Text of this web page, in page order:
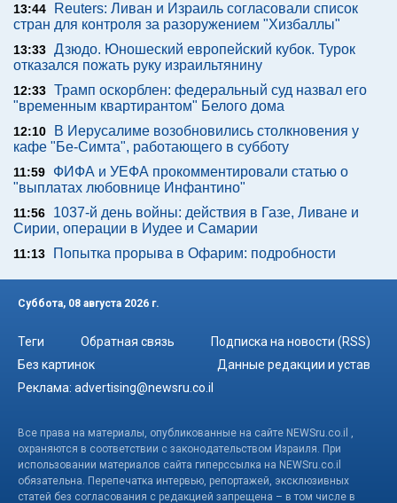
13:44
Reuters: Ливан и Израиль согласовали список
стран для контроля за разоружением "Хизбаллы"
13:33 Дзюдо. Юношеский европейский кубок. Турок
отказался пожать руку израильтянину
12:33 Трамп оскорблен: федеральный суд назвал его
"временным квартирантом" Белого дома
12:10
В Иерусалиме возобновились столкновения у
кафе "Бе-Симта", работающего в субботу
11:59
ФИФА и УЕФА прокомментировали статью о
"выплатах любовнице Инфантино"
11:56
1037-й день войны: действия в Газе, Ливане и
Сирии, операции в Иудее и Самарии
11:13 Попытка прорыва в Офарим: подробности
Суббота, 08 августа 2026 г.
Теги Обратная связь
Подписка на новости (RSS)
Без картинок
Данные редакции и устав
Реклама: advertising@newsru.co.il
Все права на материалы, опубликованные на сайте NEWSru.co.il ,
охраняются в соответствии с законодательством Израиля. При
использовании материалов сайта гиперссылка на NEWSru.co.il
обязательна. Перепечатка интервью, репортажей, эксклюзивных
статей без согласования с редакцией запрещена – в том числе в